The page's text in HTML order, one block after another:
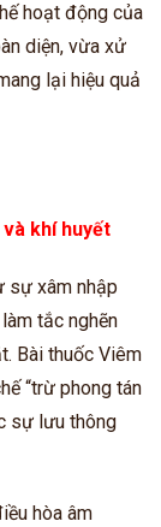
hoạt động của
diện, vừa xử
lại hiệu quả
khí huyết
sự xâm nhập
tắc nghẽn
Bài thuốc Viêm
“trừ phong tán
sự lưu thông
hòa âm